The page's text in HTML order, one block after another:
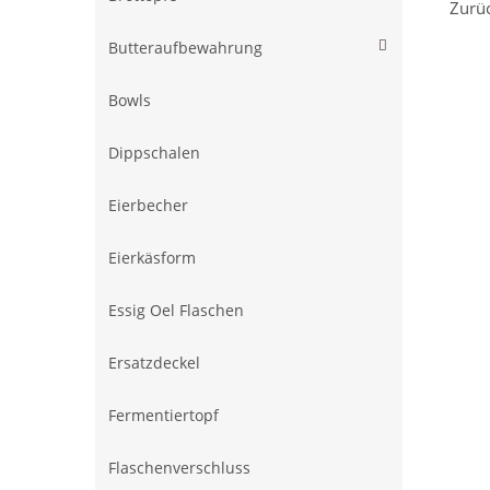
Butteraufbewahrung
Bowls
Dippschalen
Eierbecher
Eierkäsform
Essig Oel Flaschen
Ersatzdeckel
Fermentiertopf
Flaschenverschluss